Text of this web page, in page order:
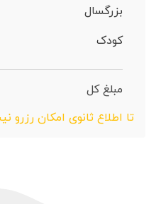
بزرگسال
کودک
مبلغ کل
تا اطلاع ثانوی امکان رزرو